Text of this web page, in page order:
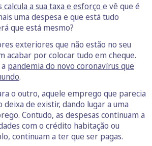
calcula a sua taxa e esforço e vê que é
uma despesa e que está tudo
que está mesmo?
exteriores que não estão no seu
acabar por colocar tudo em cheque.
pandemia do novo coronavírus que
.
o outro, aquele emprego que parecia
deixa de existir, dando lugar a uma
Contudo, as despesas continuam a
com o crédito habitação ou
continuam a ter que ser pagas.